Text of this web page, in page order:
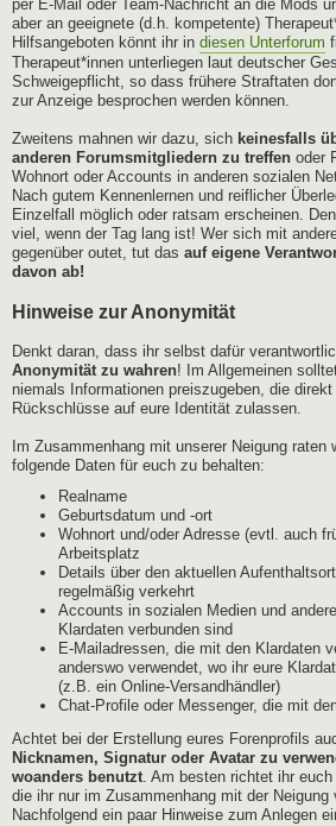
per E-Mail oder Team-Nachricht an die Mods
aber an geeignete (d.h. kompetente)
Hilfsangeboten könnt ihr in diesen Unterforum
Therapeut*innen unterliegen laut deutscher
Schweigepflicht, so dass frühere Straftaten
zur Anzeige besprochen werden können.
Zweitens mahnen wir dazu, sich keinesfalls
anderen Forumsmitgliedern zu treffen oder
Wohnort oder Accounts in anderen sozialen
Nach gutem Kennenlernen und reiflicher
Einzelfall möglich oder ratsam erscheinen.
viel, wenn der Tag lang ist! Wer sich mit
gegenüber outet, tut das auf eigene
davon ab!
Hinweise zur Anonymität
Denkt daran, dass ihr selbst dafür
Anonymität zu wahren! Im Allgemeinen
niemals Informationen preiszugeben, die
Rückschlüsse auf eure Identität zulassen.
Im Zusammenhang mit unserer Neigung
folgende Daten für euch zu behalten:
Realname
Geburtsdatum und -ort
Wohnort und/oder Adresse (evtl. auch
Arbeitsplatz
Details über den aktuellen
regelmäßig verkehrt
Accounts in sozialen Medien und
Klardaten verbunden sind
E-Mailadressen, die mit den Klardaten
anderswo verwendet, wo ihr eure
(z.B. ein Online-Versandhändler)
Chat-Profile oder Messenger, die mit
Achtet bei der Erstellung eures Forenprofils
Nicknamen, Signatur oder Avatar zu
woanders benutzt. Am besten richtet ihr
die ihr nur im Zusammenhang mit der Neigung
Nachfolgend ein paar Hinweise zum Anlegen